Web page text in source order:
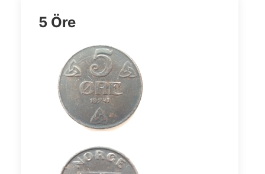
5 Öre